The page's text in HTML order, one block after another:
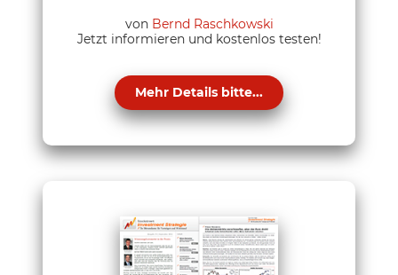
von Bernd Raschkowski
Jetzt informieren und kostenlos testen!
Mehr Details bitte...